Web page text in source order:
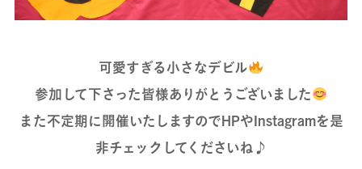
可愛すぎる小さなデビル
参加して下さった皆様ありがとうございました
また不定期に開催いたしますのでHPやInstagramを是
非チェックしてくださいね♪